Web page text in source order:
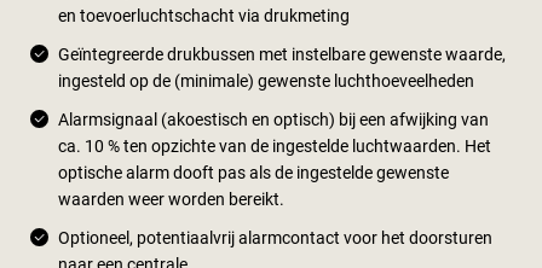
en toevoerluchtschacht via drukmeting
Geïntegreerde drukbussen met instelbare gewenste waarde,
ingesteld op de (minimale) gewenste luchthoeveelheden
Alarmsignaal (akoestisch en optisch) bij een afwijking van
ca. 10 % ten opzichte van de ingestelde luchtwaarden. Het
optische alarm dooft pas als de ingestelde gewenste
waarden weer worden bereikt.
Optioneel, potentiaalvrij alarmcontact voor het doorsturen
naar een centrale